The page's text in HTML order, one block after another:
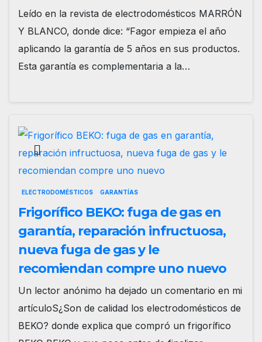
Leído en la revista de electrodomésticos MARRÓN
Y BLANCO, donde dice: “Fagor empieza el año
aplicando la garantía de 5 años en sus productos.
Esta garantía es complementaria a la…
ELECTRODOMÉSTICOS GARANTÍAS
Frigorífico BEKO: fuga de gas en
garantía, reparación infructuosa,
nueva fuga de gas y le
recomiendan compre uno nuevo
Un lector anónimo ha dejado un comentario en mi
artículoS¿Son de calidad los electrodomésticos de
BEKO? donde explica que compró un frigorífico